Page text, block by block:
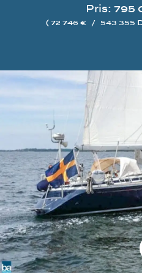
Pris: 795
( 72 746 € / 543 355